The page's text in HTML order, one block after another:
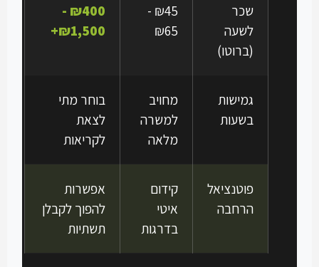
שכר
לשעה
(ברוטו)
₪45 -
₪65
₪400 -
₪1,500+
גמישות
בשעות
מחויב
למשרה
מלאה
בוחר מתי
לצאת
לקריאות
פוטנציאל
הרחבה
קידום
איטי
בדרגות
אפשרות
להפוך לקבלן
תשתיות